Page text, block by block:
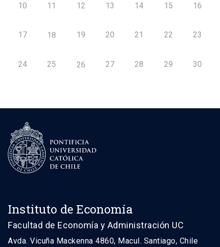
10 11 12 13 14 15 16
17 18 19 20 21 22 23
24 25 26 27 28 29 30
Instituto de Economía
Facultad de Economía y Administración UC
Avda. Vicuña Mackenna 4860, Macul. Santiago, Chile